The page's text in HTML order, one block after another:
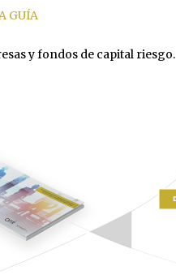
GUÍA
y fondos de capital riesgo.